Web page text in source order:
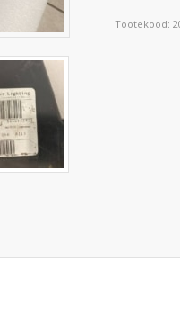
Tootekood: